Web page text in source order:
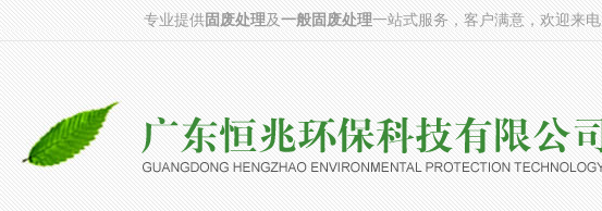
专业提供固废处理及一般固废处理一站式服务，客户满意，欢迎来电